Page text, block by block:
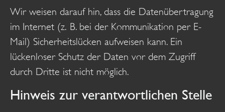
Wir weisen darauf hin, dass die Datenübertragung
im Internet (z. B. bei der Kommunikation per E-
Mail) Sicherheitslücken aufweisen kann. Ein
lückenloser Schutz der Daten vor dem Zugriff
durch Dritte ist nicht möglich.
Hinweis zur verantwortlichen Stelle